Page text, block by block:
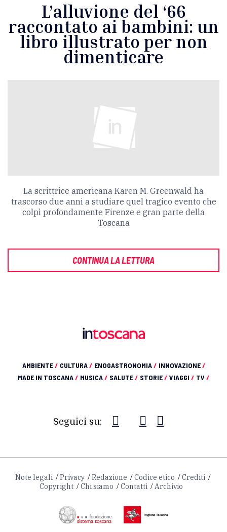
L’alluvione del ‘66
raccontato ai bambini: un
libro illustrato per non
dimenticare
La scrittrice americana Karen M. Greenwald ha
trascorso due anni a studiare quel tragico evento che
colpì profondamente Firenze e gran parte della
Toscana
CONTINUA LA LETTURA
AMBIENTE/ CULTURA/ ENOGASTRONOMIA/ INNOVAZIONE/
MADE IN TOSCANA/ MUSICA/ SALUTE/ STORIE/ VIAGGI / TV /
Seguici su:
Note legali Privacy Redazione Codice etico
Crediti
Copyright
Chi siamo Contatti Archivio